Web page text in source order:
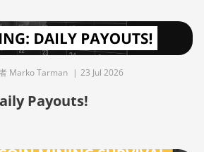
Marko Tarman | 23 Jul 2026
Payouts!